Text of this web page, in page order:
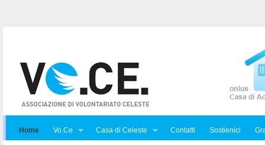
Home Vo.Ce Casa di Celeste Contatti Sostienici